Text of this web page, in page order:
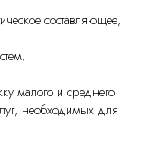
составляющее,
малого и среднего
необходимых для